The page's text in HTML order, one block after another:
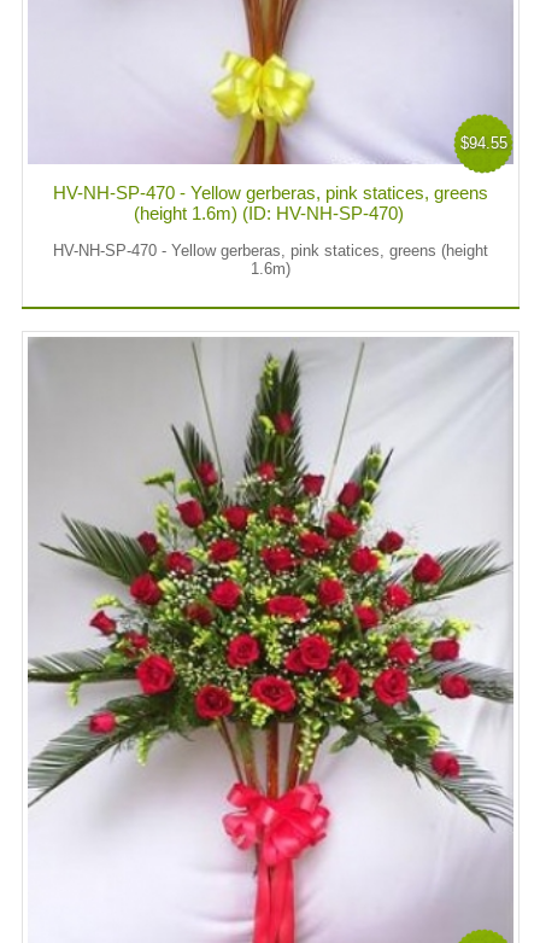
$94.55
HV-NH-SP-470 - Yellow gerberas, pink statices, greens
(height 1.6m) (ID: HV-NH-SP-470)
HV-NH-SP-470 - Yellow gerberas, pink statices, greens (height
1.6m)